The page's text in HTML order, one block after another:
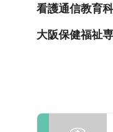
看護通信教育
大阪保健福祉